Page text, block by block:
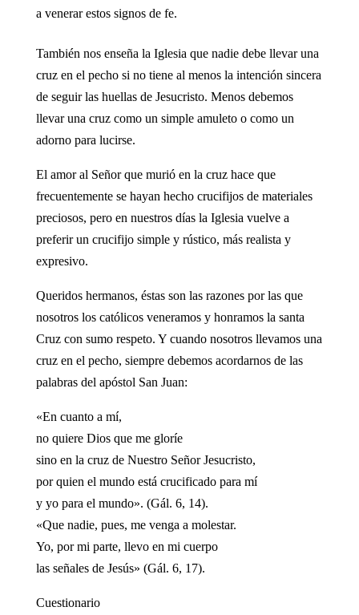
a venerar estos signos de fe.
También nos enseña la Iglesia que nadie debe llevar una
cruz en el pecho si no tiene al menos la intención sincera
de seguir las huellas de Jesucristo. Menos debemos
llevar una cruz como un simple amuleto o como un
adorno para lucirse.
El amor al Señor que murió en la cruz hace que
frecuentemente se hayan hecho crucifijos de materiales
preciosos, pero en nuestros días la Iglesia vuelve a
preferir un crucifijo simple y rústico, más realista y
expresivo.
Queridos hermanos, éstas son las razones por las que
nosotros los católicos veneramos y honramos la santa
Cruz con sumo respeto. Y cuando nosotros llevamos una
cruz en el pecho, siempre debemos acordarnos de las
palabras del apóstol San Juan:
«En cuanto a mí,
no quiere Dios que me gloríe
sino en la cruz de Nuestro Señor Jesucristo,
por quien el mundo está crucificado para mí
y yo para el mundo». (Gál. 6, 14).
«Que nadie, pues, me venga a molestar.
Yo, por mi parte, llevo en mi cuerpo
las señales de Jesús» (Gál. 6, 17).
Cuestionario